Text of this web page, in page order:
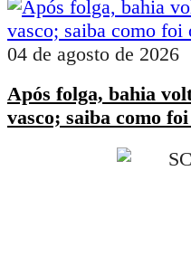
04 de agosto de 2026
Após folga, bahia
vasco; saiba como